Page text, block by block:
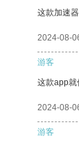
这款加速
2024-08-
游客
这款app就
2024-08-
游客